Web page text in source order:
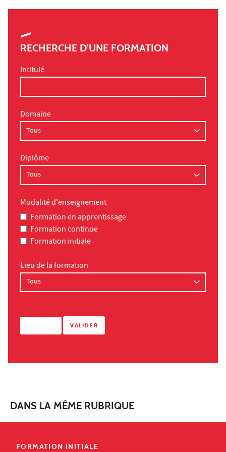
RECHERCHE D'UNE FORMATION
Intitulé
Domaine
Diplôme
Modalité d'enseignement
Formation en apprentissage
Formation continue
Formation initiale
Lieu de la formation
DANS LA MÊME RUBRIQUE
FORMATION INITIALE